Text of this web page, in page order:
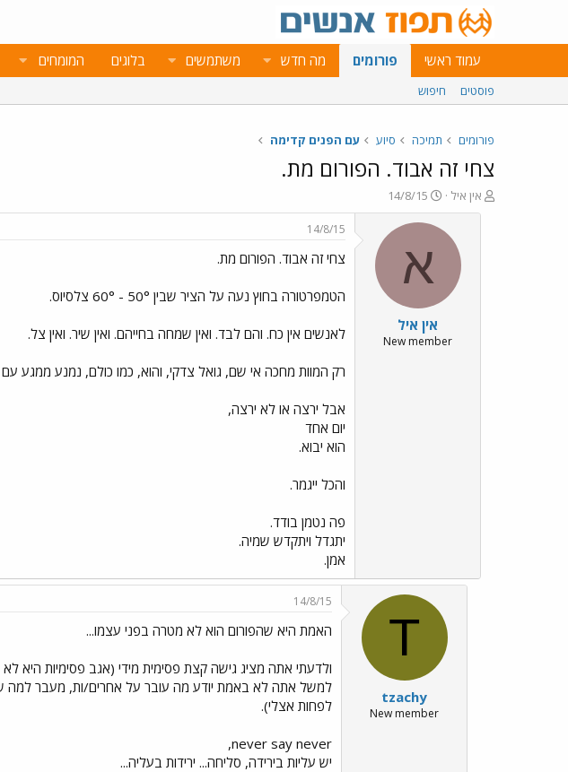
עמוד ראשי פורומים מה חדש משתמשים בלוגים המומחים
פוסטים חיפוש
פורומים תמיכה סיוע עם הפנים קדימה
צחי זה אבוד. הפורום מת.
פ
ו
אין איל
פ
ו
ר
ם
ב
א
ר
י
14/8/15
א
אין איל
New member
14/8/15
צחי זה אבוד. הפורום מת.
הטמפרטורה בחוץ נעה על הציר שבין 50° - 60° צלסיוס.
לאנשים אין כח. והם לבד. ואין שמחה בחייהם. ואין שיר. ואין צל.
רק המוות מחכה אי שם, גואל צדקי, והוא, כמו כולם, נמנע
אבל ירצה או לא ירצה,
יום אחד
הוא יבוא.
והכל ייגמר.
פה נטמן בודד.
יתגדל ויתקדש שמיה.
אמן.
T
tzachy
New member
14/8/15
האמת היא שהפורום הוא לא מטרה בפני עצמו...
ולדעתי אתה מציג גישה קצת פסימית מידי (אגב פסימיות היא
למשל אתה לא באמת יודע מה עובר על אחרים/ות, מעבר למה
לפחות אצלי).
never say never,
יש עליות בירידה, סליחה... ירידות בעליה...